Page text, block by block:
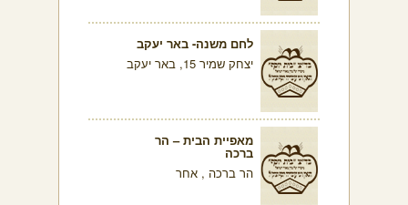
לחם משנה- באר יעקב
יצחק שמיר 15, באר יעקב
מאפיית הבית – הר
ברכה
הר ברכה , אחר